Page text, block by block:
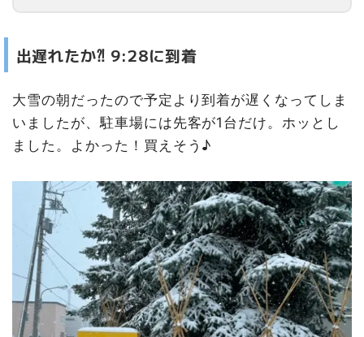
出遅れたか⁈ 9:28に到着
大雪の朝だったので予定より到着が遅くなってしま
いましたが、駐車場には先客が1台だけ。ホッとし
ました。よかった！買えそう♪